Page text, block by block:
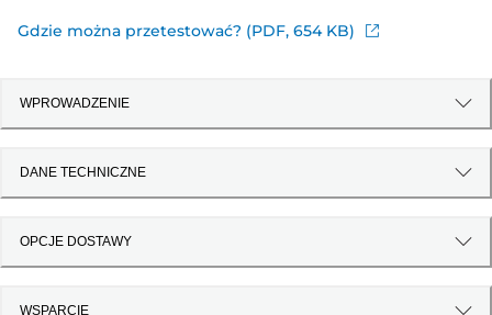
Gdzie można przetestować? (PDF, 654 KB)
WPROWADZENIE
DANE TECHNICZNE
OPCJE DOSTAWY
WSPARCIE